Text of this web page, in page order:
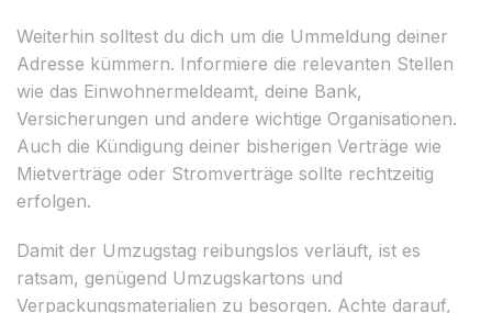
Weiterhin solltest du dich um die Ummeldung deiner
Adresse kümmern. Informiere die relevanten Stellen
wie das Einwohnermeldeamt, deine Bank,
Versicherungen und andere wichtige Organisationen.
Auch die Kündigung deiner bisherigen Verträge wie
Mietverträge oder Stromverträge sollte rechtzeitig
erfolgen.
Damit der Umzugstag reibungslos verläuft, ist es
ratsam, genügend Umzugskartons und
Verpackungsmaterialien zu besorgen. Achte darauf,